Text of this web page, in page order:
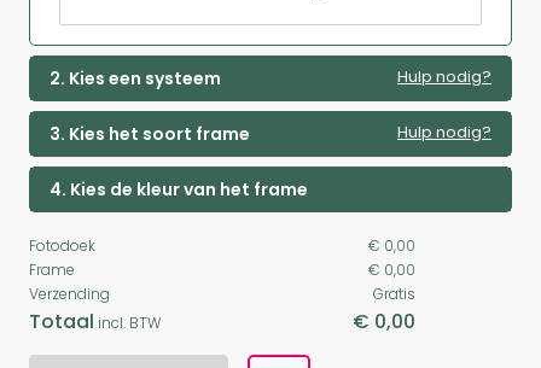
2. Kies een systeem Hulp nodig?
3. Kies het soort frame Hulp nodig?
4. Kies de kleur van het frame
Fotodoek
€ 0,00
Frame
€ 0,00
Verzending
Gratis
Totaal incl. BTW € 0,00